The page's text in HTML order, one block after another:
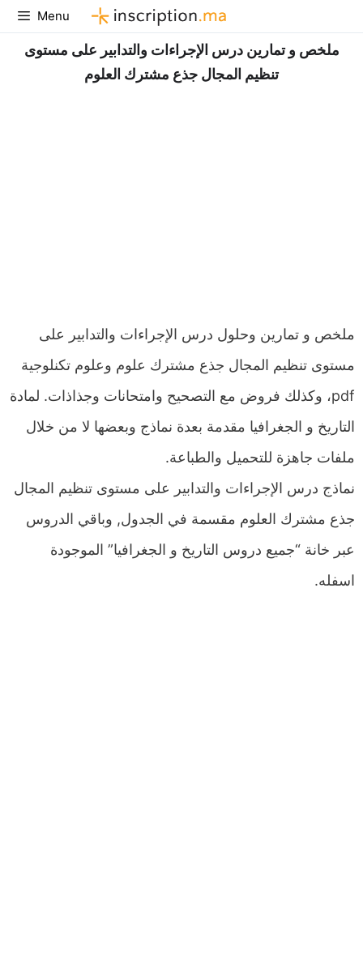
Aller
au
contenu
Menu
ملخص و تمارين درس الإجراءات والتدابير على مستوى
تنظيم المجال جذع مشترك العلوم
ملخص و تمارين وحلول درس الإجراءات والتدابير على
مستوى تنظيم المجال جذع مشترك علوم وعلوم تكنلوجية
pdf، وكذلك فروض مع التصحيح وامتحانات وجذاذات. لمادة
التاريخ و الجغرافيا مقدمة بعدة نماذج وبعضها لا من خلال
ملفات جاهزة للتحميل والطباعة.
نماذج درس الإجراءات والتدابير على مستوى تنظيم المجال
جذع مشترك العلوم مقسمة في الجدول, وباقي الدروس
عبر خانة “جميع دروس التاريخ و الجغرافيا” الموجودة
اسفله.